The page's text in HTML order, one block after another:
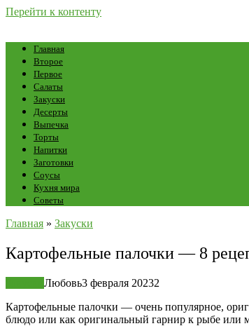
Перейти к контенту
Главная
Второе
Первое
Салаты
Закуски
Десерты
Выпечка
Торты
Напитки
Заготовки
Соусы
Кухня мира
Советы
Главная » Закуски
Картофельные палочки — 8
Любовь3 февраля 20232
Картофельные палочки — очень популярное,
блюдо или как оригинальный гарнир к рыбе или